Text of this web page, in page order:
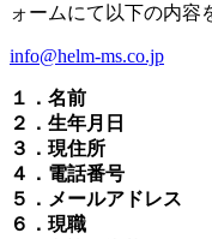
ォームにて以下の内容
info@helm-ms.co.jp
１．名前
２．生年月日
３．現住所
４．電話番号
５．メールアドレス
６．現職